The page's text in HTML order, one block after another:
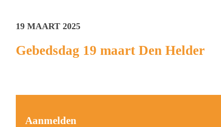
19 MAART 2025
Gebedsdag 19 maart Den Helder
Aanmelden